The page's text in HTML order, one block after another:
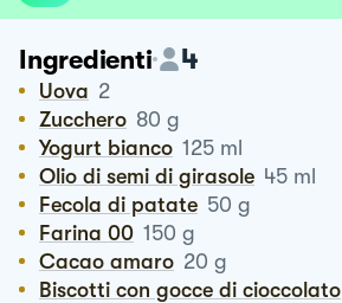
Ingredienti 4
Uova 2
Zucchero 80 g
Yogurt bianco 125 ml
Olio di semi di girasole 45 ml
Fecola di patate 50 g
Farina 00 150 g
Cacao amaro 20 g
Biscotti con gocce di cioccolato